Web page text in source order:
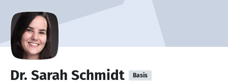
Dr. Sarah Schmidt Basis